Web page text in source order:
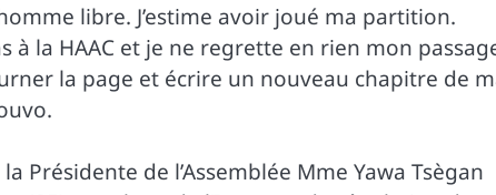
libre. J’estime avoir joué ma partition.
à la HAAC et je ne regrette en rien mon
la page et écrire un nouveau chapitre de
de l’Assemblée Mme Yawa Tsègan